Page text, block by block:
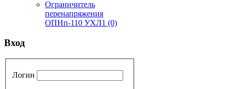
Ограничитель
перенапряжения
ОПНп-110 УХЛ1 (0)
Вход
Логин